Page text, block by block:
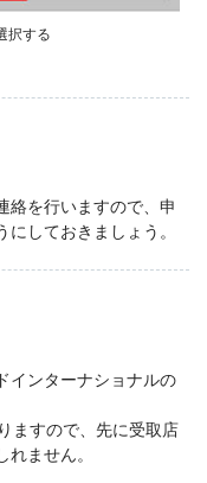
択する
絡を行いますので、申
しておきましょう。
インターナショナルの
ますので、先に受取店
ません。